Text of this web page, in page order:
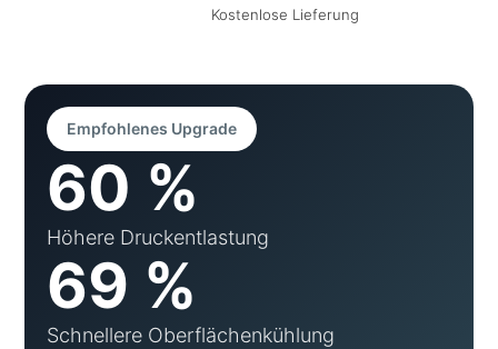
Kostenlose Lieferung
Empfohlenes Upgrade
60 %
Höhere Druckentlastung
69 %
Schnellere Oberflächenkühlung